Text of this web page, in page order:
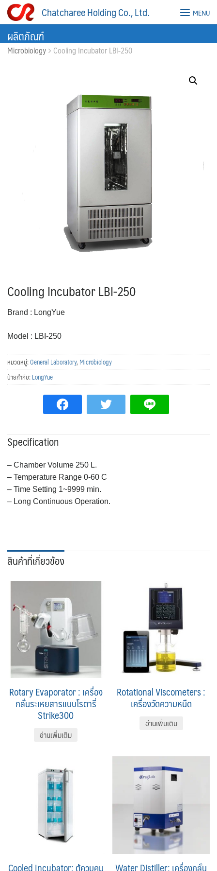
Skip
Chatcharee Holding Co., Ltd. MENU
ผลิตภัณฑ์
Microbiology Cooling Incubator LBI-250
Cooling Incubator LBI-250
Brand : LongYue
Model : LBI-250
หมวดหมู่:General Laboratory, Microbiology
ป้ายกำกับ:LongYue
Specification
– Chamber Volume 250 L.
– Temperature Range 0-60 C
– Time Setting 1~9999 min.
– Long Continuous Operation.
สินค้าที่เกี่ยวข้อง
Rotary Evaporator : เครื่อง
กลั่นระเหยสารแบบโรตารี่
Strike300
อ่านเพิ่มเติม
Rotational Viscometers :
เครื่องวัดความหนืด
อ่านเพิ่มเติม
Cooled Incubator: ตู้ควบคุม Water Distiller: เครื่องกลั่น